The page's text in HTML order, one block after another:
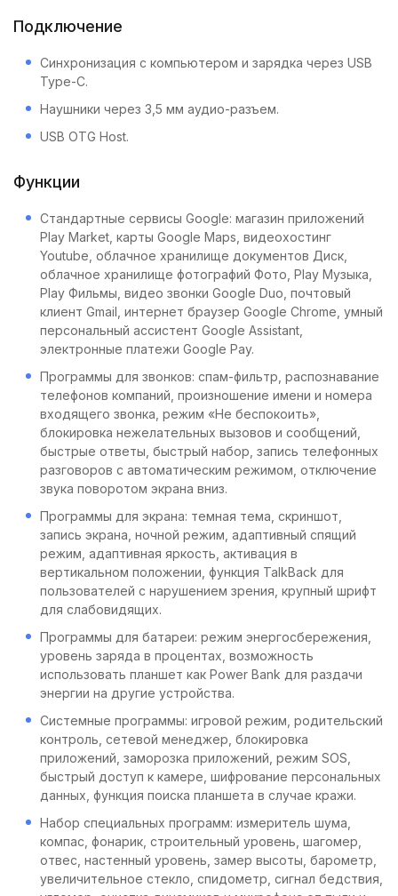
Подключение
Синхронизация с компьютером и зарядка через USB
Type-C.
Наушники через 3,5 мм аудио-разъем.
USB OTG Host.
Функции
Стандартные сервисы Google: магазин приложений
Play Market, карты Google Maps, видеохостинг
Youtube, облачное хранилище документов Диск,
облачное хранилище фотографий Фото, Play Музыка,
Play Фильмы, видео звонки Google Duo, почтовый
клиент Gmail, интернет браузер Google Chrome, умный
персональный ассистент Google Assistant,
электронные платежи Google Pay.
Программы для звонков: спам-фильтр, распознавание
телефонов компаний, произношение имени и номера
входящего звонка, режим «Не беспокоить»,
блокировка нежелательных вызовов и сообщений,
быстрые ответы, быстрый набор, запись телефонных
разговоров с автоматическим режимом, отключение
звука поворотом экрана вниз.
Программы для экрана: темная тема, скриншот,
запись экрана, ночной режим, адаптивный спящий
режим, адаптивная яркость, активация в
вертикальном положении, функция TalkBack для
пользователей с нарушением зрения, крупный шрифт
для слабовидящих.
Программы для батареи: режим энергосбережения,
уровень заряда в процентах, возможность
использовать планшет как Power Bank для раздачи
энергии на другие устройства.
Системные программы: игровой режим, родительский
контроль, сетевой менеджер, блокировка
приложений, заморозка приложений, режим SOS,
быстрый доступ к камере, шифрование персональных
данных, функция поиска планшета в случае кражи.
Набор специальных программ: измеритель шума,
компас, фонарик, строительный уровень, шагомер,
отвес, настенный уровень, замер высоты, барометр,
увеличительное стекло, спидометр, сигнал бедствия,